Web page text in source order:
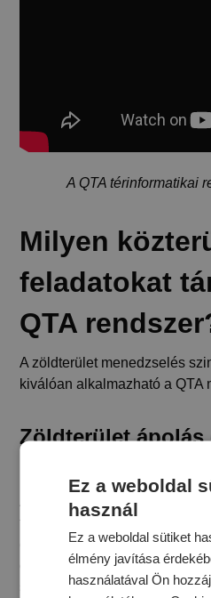
A QTA térinformatikai
Milyen
feladatokat
QTA
A zöldterület menedzselés
kiválóan alkalmazható a QTA
Zöldterület ápolás
Akár napi, heti vagy
fűnyírás, sövényvágás,
ezeket azöldterület kezelési
és automatikusan delegálni
személyekhez.
Ez a weboldal
használ
Ez a weboldal sütiket
élmény javítása
használatával Ön